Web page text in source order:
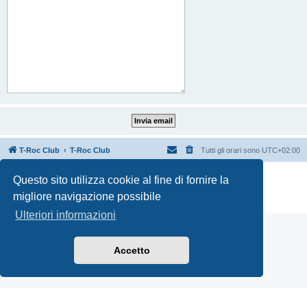
Questo sito utilizza cookie al fine di fornire la
migliore navigazione possibile
Ulteriori informazioni
Accetto
T-Roc Club T-Roc Club Tutti gli orari sono UTC+02:00
Creato da
® Forum Software © phpBB Limited
Privacy|Condizioni